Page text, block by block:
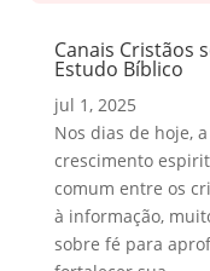
Canais Cristãos
Estudo Bíblico
jul 1, 2025
Nos dias de hoje,
crescimento
comum entre os
à informação,
sobre fé para